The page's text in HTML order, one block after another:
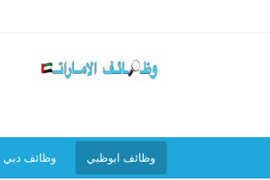
وظائف ابوظبي وظائف دبي